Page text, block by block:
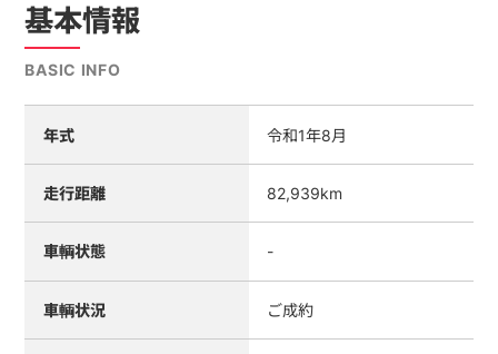
基本情報
BASIC INFO
年式 令和1年8月
走行距離 82,939km
車輌状態 -
車輌状況 ご成約